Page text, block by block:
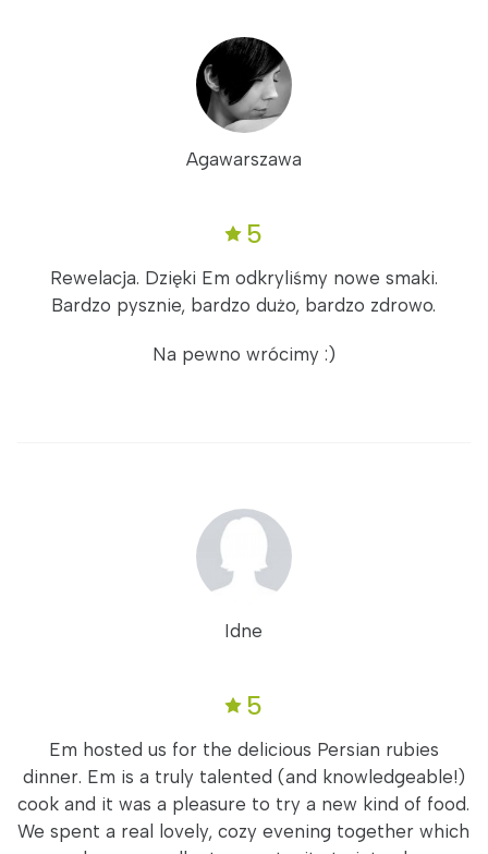
Agawarszawa
5
Rewelacja. Dzięki Em odkryliśmy nowe smaki.
Bardzo pysznie, bardzo dużo, bardzo zdrowo.
Na pewno wrócimy :)
Idne
5
Em hosted us for the delicious Persian rubies
dinner. Em is a truly talented (and knowledgeable!)
cook and it was a pleasure to try a new kind of food.
We spent a real lovely, cozy evening together which